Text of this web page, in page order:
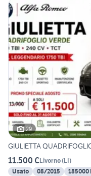
29
GIULIETTA
11.500 €Livorno(LI)
Usato
08/2015 185000